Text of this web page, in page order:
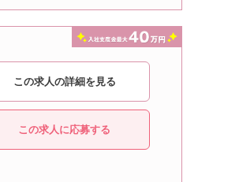
この求人の詳細を見る
この求人に応募する